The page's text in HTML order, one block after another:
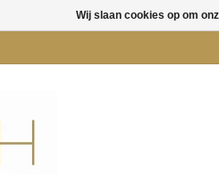
Wij slaan cookies op om